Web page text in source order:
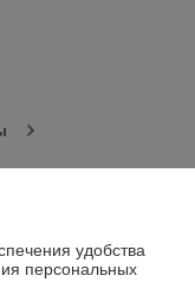
удобства
персональных